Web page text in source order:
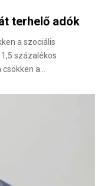
terhelő adók
a szociális
százalékos
a…